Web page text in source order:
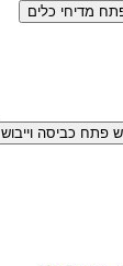
מדיחי כלים
פתח כביסה וייבוש